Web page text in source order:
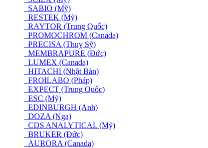
SABIO (Mỹ)
RESTEK (Mỹ)
RAYTOR (Trung Quốc)
PROMOCHROM (Canada)
PRECISA (Thuỵ Sỹ)
MEMBRAPURE (Đức)
LUMEX (Canada)
HITACHI (Nhật Bản)
FROILABO (Pháp)
EXPECT (Trung Quốc)
ESC (Mỹ)
EDINBURGH (Anh)
DOZA (Nga)
CDS ANALYTICAL (Mỹ)
BRUKER (Đức)
AURORA (Canada)